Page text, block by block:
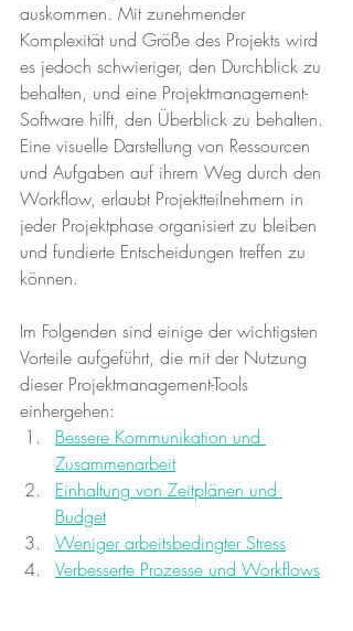
auskommen. Mit zunehmender
Komplexität und Größe des Projekts wird
es jedoch schwieriger, den Durchblick zu
behalten, und eine Projektmanagement-
Software hilft, den Überblick zu behalten.
Eine visuelle Darstellung von Ressourcen
und Aufgaben auf ihrem Weg durch den
Workflow, erlaubt Projektteilnehmern in
jeder Projektphase organisiert zu bleiben
und fundierte Entscheidungen treffen zu
können.
Im Folgenden sind einige der wichtigsten
Vorteile aufgeführt, die mit der Nutzung
dieser Projektmanagement-Tools
einhergehen:
Bessere Kommunikation und
Zusammenarbeit
Einhaltung von Zeitplänen und
Budget
Weniger arbeitsbedingter Stress
Verbesserte Prozesse und Workflows